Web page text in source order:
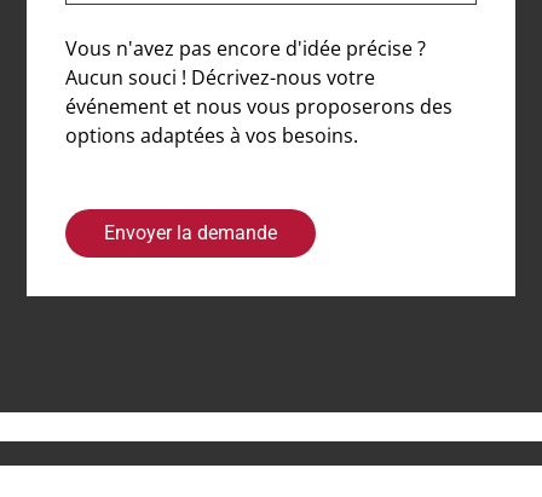
Vous n'avez pas encore d'idée précise ?
Aucun souci ! Décrivez-nous votre
événement et nous vous proposerons des
options adaptées à vos besoins.
Envoyer la demande